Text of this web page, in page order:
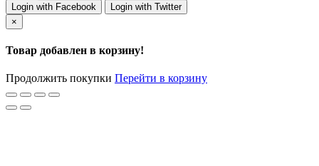
Login with Facebook
Login with Twitter
×
Товар добавлен в корзину!
Продолжить покупки Перейти в корзину